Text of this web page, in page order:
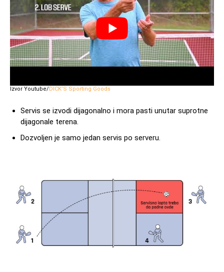
Izvor Youtube/DICK’S Sporting Goods
Servis se izvodi dijagonalno i mora pasti unutar suprotne
dijagonale terena.
Dozvoljen je samo jedan servis po serveru.